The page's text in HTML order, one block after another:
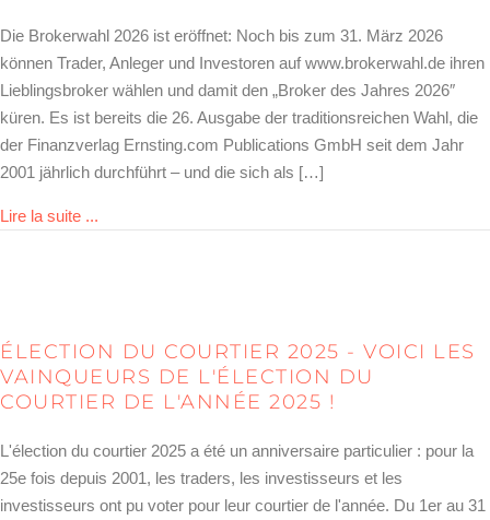
Die Brokerwahl 2026 ist eröffnet: Noch bis zum 31. März 2026
können Trader, Anleger und Investoren auf www.brokerwahl.de ihren
Lieblingsbroker wählen und damit den „Broker des Jahres 2026″
küren. Es ist bereits die 26. Ausgabe der traditionsreichen Wahl, die
der Finanzverlag Ernsting.com Publications GmbH seit dem Jahr
2001 jährlich durchführt – und die sich als […]
Lire la suite ...
ÉLECTION DU COURTIER 2025 - VOICI LES
VAINQUEURS DE L'ÉLECTION DU
COURTIER DE L'ANNÉE 2025 !
L'élection du courtier 2025 a été un anniversaire particulier : pour la
25e fois depuis 2001, les traders, les investisseurs et les
investisseurs ont pu voter pour leur courtier de l'année. Du 1er au 31